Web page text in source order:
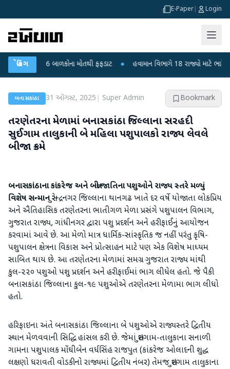
E-Paper Login
બ્રેકિંગ
6 બાળકોના મોતથી ફફડાટ ● હવામાન વિભાગે 18 રાજ્યો માટે ભારે વરસાદની
બનાસકાંઠા 31 ઑગસ્ટ, 2025 Super Admin Bookmark
તરણેતરના મેળામાં બનાસકાંઠા જિલ્લાના સરહદી
સુઈગામ તાલુકાની બે મહિલા પશુપાલકો રાજ્ય લેવલે
બીજા ક્રમે
બનાસકાંઠાના કાંકરેજ અને બન્ની જાતિના પશુઓને રાજ્ય સ્તરે મળ્યું
વિશેષ સન્માનસુરેન્દ્રનગર જિલ્લાના થાનગઢ ખાતે દર વર્ષે યોજાતા લોકપ્રિય
અને ઐતિહાસિક તરણેતરના ભાતીગળ મેળા પ્રસંગે પશુપાલન વિભાગ,
ગુજરાત રાજ્ય, ગાંધીનગર દ્વારા પશુ પ્રદર્શન અને હરીફાઈનું આયોજન
કરવામાં આવે છે. આ મેળો માત્ર ધાર્મિક-સાંસ્કૃતિક જ નહીં પરંતુ કૃષિ-
પશુપાલન ક્ષેત્રના વિકાસ અને પ્રોત્સાહન માટે પણ એક વિશેષ માધ્યમ
સાબિત થાય છે. આ તરણેતરના મેળામાં સમગ્ર ગુજરાત રાજ્ય માંથી
કુલ-૨૨૦ પશુઓ પશુ પ્રદર્શન અને હરીફાઈમાં ભાગ લીધેલ હતો. જે પૈકી
બનાસકાંઠા જિલ્લાના કુલ-૧૯ પશુઓએ તરણેતરના મેળામા ભાગ લીધો
હતો.
હરિફાઇના અંતે બનાસકાંઠા જિલ્લાના બે પશુઓએ રાજ્યસ્તરે દ્વિતીય
સ્થાન મેળવવાની સિદ્ધિ હાંસલ કરી છે. જેમાં સુઇગામ-તાલુકાના સનાળી
ગામના પશુપાલક મોંઘીબેન વર્ધસિંહ રાજપુત (કાંકરેજ ઓલાદની શુદ્ધ
લક્ષણો ધરાવતી વોડકીનો રાજ્યમાં દ્વિતીય નંબર) તેમજ સુઇગામ તાલુકાના